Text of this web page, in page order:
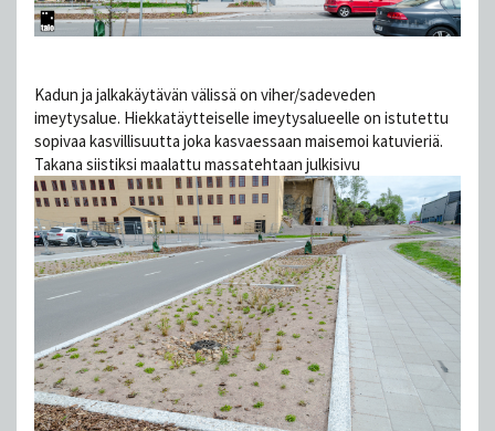
Kadun ja jalkakäytävän välissä on viher/sadeveden
imeytysalue. Hiekkatäytteiselle imeytysalueelle on istutettu
sopivaa kasvillisuutta joka kasvaessaan maisemoi katuvieriä.
Takana siistiksi maalattu massatehtaan julkisivu